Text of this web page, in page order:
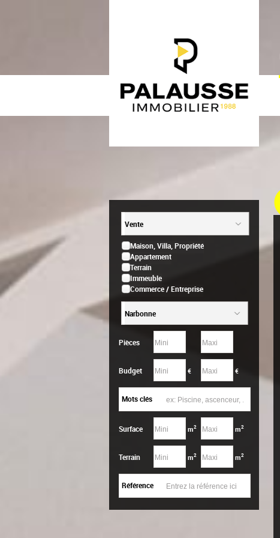
Vente
Maison, Villa, Propriété
Appartement
Terrain
Immeuble
Commerce / Entreprise
Narbonne
Pièces
Budget € €
Mots clés
Surface m2 m2
Terrain m2 m2
Référence